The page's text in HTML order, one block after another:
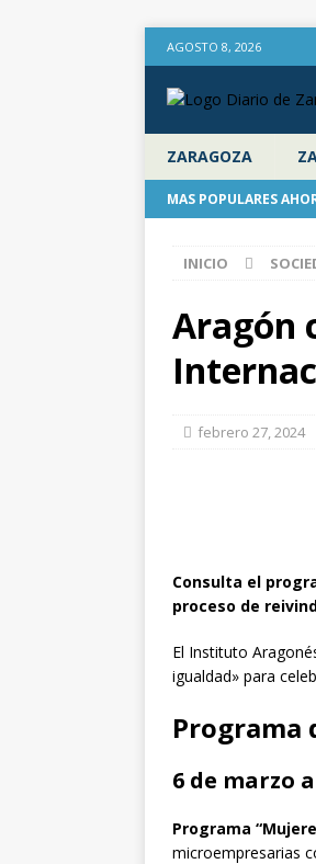
AGOSTO 8, 2026
ZARAGOZA
MAS POPULARES
INICIO
Aragón
febrero 27, 2024
Consulta el
proceso de
El Instituto
igualdad» para
Programa
6 de marzo
Programa
microempresarias